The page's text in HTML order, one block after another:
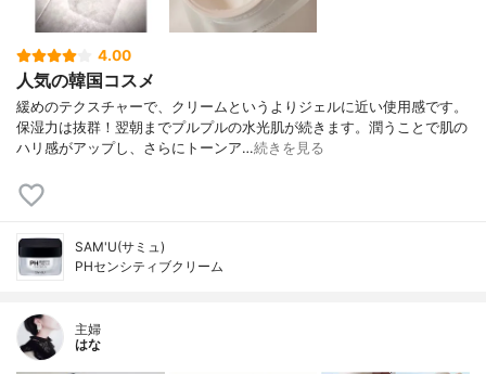
4.00
人気の韓国コスメ
緩めのテクスチャーで、クリームというよりジェルに近い使用感です。
保湿力は抜群！翌朝までプルプルの水光肌が続きます。潤うことで肌の
ハリ感がアップし、さらにトーンア…続きを見る
SAM'U(サミュ)
PHセンシティブクリーム
主婦
はな